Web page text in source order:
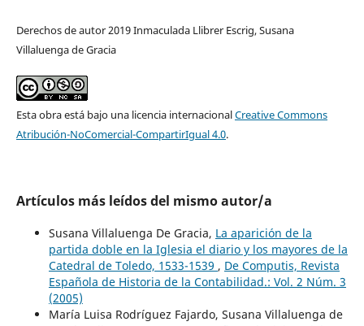
Derechos de autor 2019 Inmaculada Llibrer Escrig, Susana
Villaluenga de Gracia
Esta obra está bajo una licencia internacionalCreative Commons
Atribución-NoComercial-CompartirIgual 4.0.
Artículos más leídos del mismo autor/a
Susana Villaluenga De Gracia, La aparición de la
partida doble en la Iglesia el diario y los mayores de la
Catedral de Toledo, 1533-1539 , De Computis, Revista
Española de Historia de la Contabilidad.: Vol. 2 Núm. 3
(2005)
María Luisa Rodríguez Fajardo, Susana Villaluenga de